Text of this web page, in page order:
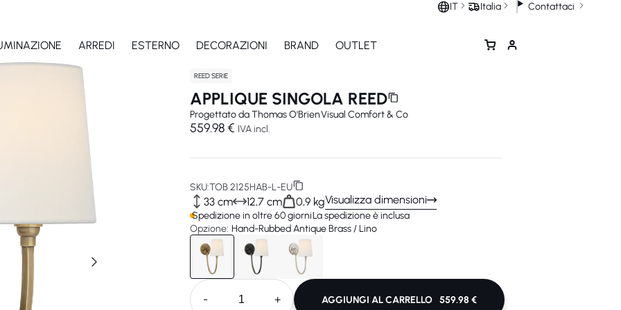
IT Italia Contattaci
ARREDI ESTERNO DECORAZIONI BRAND OUTLET
REED SERIE
APPLIQUE SINGOLA REED
Progettato daThomas O'BrienVisual Comfort & Co
559.98 € IVA incl.
SKU:TOB 2125HAB-L-EU
33 cm 12,7 cm 0,9 kgVisualizza dimensioni
Spedizione in oltre 60 giorniLa spedizione è inclusa
Opzione: Hand-Rubbed Antique Brass / Lino
- + AGGIUNGI AL CARRELLO 559.98 €